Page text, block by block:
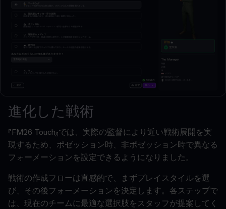
進化した戦術
『FM26 Touch』では、実際の監督により近い戦術展開を実
現するため、ポゼッション時、非ポゼッション時で異なる
フォーメーションを設定できるようになりました。
戦術の作成フローは直感的で、まずプレイスタイルを選
び、その後フォーメーションを決定します。各ステップで
は、現在のチームに最適な選択肢をスタッフが提案してく